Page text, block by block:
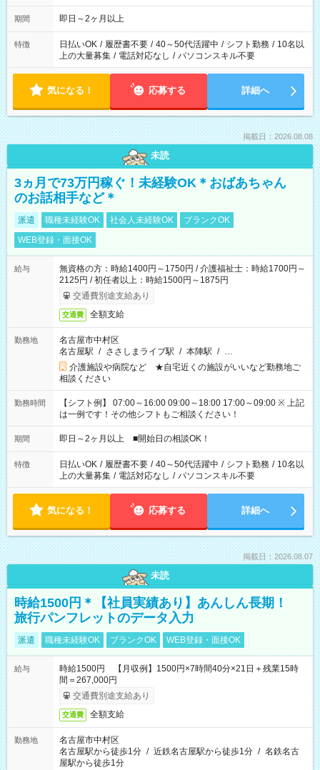
期間 即日～2ヶ月以上
特徴 日払いOK / 履歴書不要 / 40～50代活躍中 / シフト勤務 / 10名以
上の大量募集 / 電話対応なし / パソコンスキル不要
気になる！ 応募する 詳細へ
掲載日：2026.08.08
未読
3ヵ月で73万円稼ぐ！未経験OK＊おばあちゃん
のお話相手など＊
派遣 職種未経験OK 社会人未経験OK
ブランクOK
WEB登録・面接OK
給与
無資格の方：時給1400円～1750円 / 介護福祉士：時給1700円～
2125円 / 初任者以上：時給1500円～1875円
交通費別途支給あり
交通費 全額支給
勤務地
名古屋市中村区
名古屋駅 / ささしまライブ駅 / 本陣駅 / …
介護施設や病院など ★自宅近くの施設がいいなど勤務地ご
相談ください
勤務時間
【シフト例】 07:00～16:00 09:00～18:00 17:00～09:00 ※ 上記
は一例です！その他シフトもご相談ください！
期間 即日～2ヶ月以上 ■開始日の相談OK！
特徴 日払いOK / 履歴書不要 / 40～50代活躍中 / シフト勤務 / 10名以
上の大量募集 / 電話対応なし / パソコンスキル不要
気になる！ 応募する 詳細へ
掲載日：2026.08.07
未読
時給1500円＊【社員実績あり】あんしん長期！
旅行パンフレットのデータ入力
派遣 職種未経験OK ブランクOK WEB登録・面接OK
給与
時給1500円 【月収例】1500円×7時間40分×21日＋残業15時
間＝267,000円
交通費別途支給あり
交通費 全額支給
勤務地
名古屋市中村区
名古屋駅から徒歩1分 / 近鉄名古屋駅から徒歩1分 / 名鉄名古
屋駅から徒歩1分